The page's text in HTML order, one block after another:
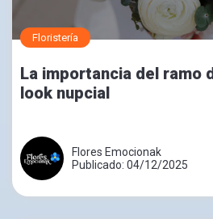
Floristería
La importancia del ramo
look nupcial
Flores Emocionak
Publicado: 04/12/2025